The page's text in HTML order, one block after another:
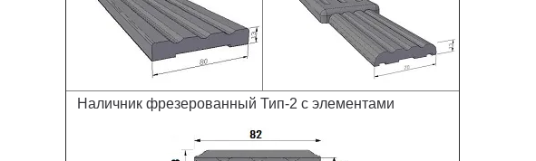
Наличник фрезерованный Тип-2 с элементами